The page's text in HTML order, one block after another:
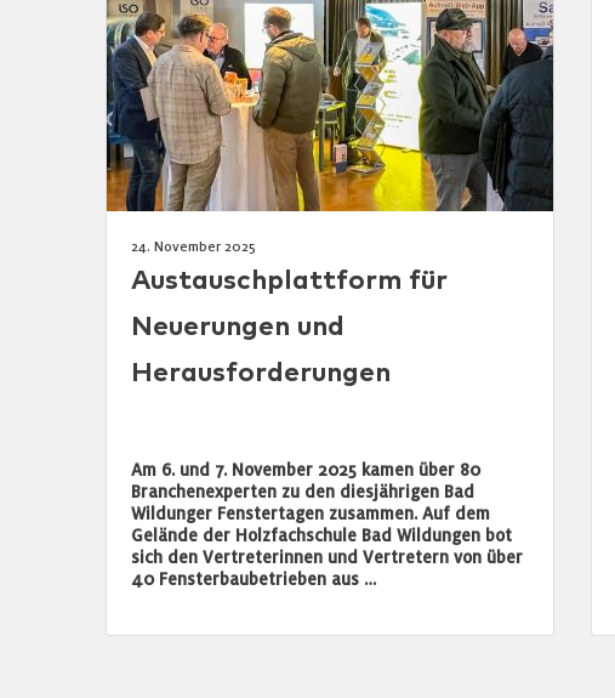
24. November 2025
Austauschplattform für
Neuerungen und
Herausforderungen
Am 6. und 7. November 2025 kamen über 80
Branchenexperten zu den diesjährigen Bad
Wildunger Fenstertagen zusammen. Auf dem
Gelände der Holzfachschule Bad Wildungen bot
sich den Vertreterinnen und Vertretern von über
40 Fensterbaubetrieben aus …